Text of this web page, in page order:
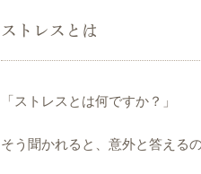
ストレスとは
「ストレスとは何ですか？」
そう聞かれると、意外と答える